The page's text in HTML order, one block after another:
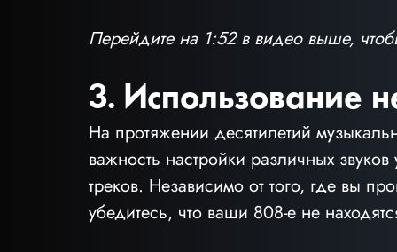
Перейдите на 1:52 в видео выше,
3. Использование
На протяжении десятилетий
важность настройки различных
треков. Независимо от того, где вы
убедитесь, что ваши 808-е не